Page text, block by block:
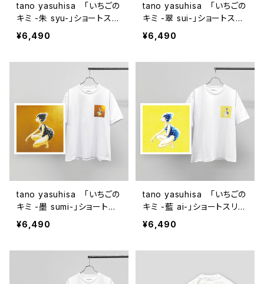
tano yasuhisa 「いちごの
キミ -朱 syu-」ショートスリ
ーブTシャツ
¥6,490
tano yasuhisa 「いちごの
キミ -翠 sui-」ショートスリ
ーブTシャツ
¥6,490
tano yasuhisa 「いちごの
キミ -墨 sumi-」ショートス
リーブTシャツ
¥6,490
tano yasuhisa 「いちごの
キミ -藍 ai-」ショートスリー
ブTシャツ
¥6,490